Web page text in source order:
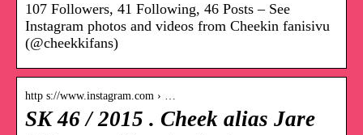
107 Followers, 41 Following, 46 Posts – See
Instagram photos and videos from Cheekin fanisivu
(@cheekkifans)
http s://www.instagram.com › …
SK 46 / 2015 . Cheek alias Jare